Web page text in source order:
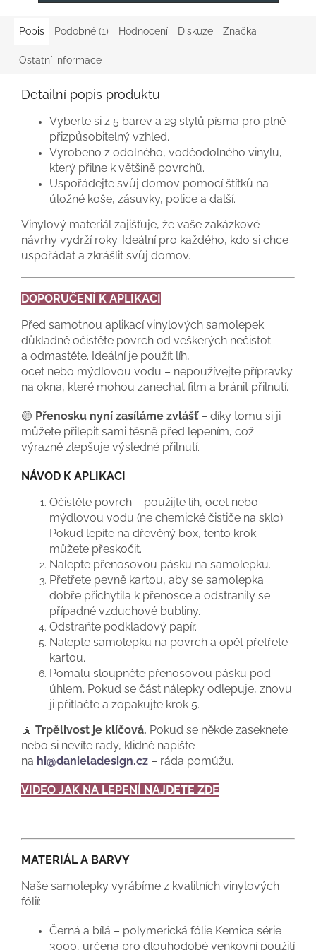
Popis Podobné (1) Hodnocení Diskuze Značka
Ostatní informace
Detailní popis produktu
Vyberte si z 5 barev a 29 stylů písma pro plně
přizpůsobitelný vzhled.
Vyrobeno z odolného, ​​voděodolného vinylu,
který přilne k většině povrchů.
Uspořádejte svůj domov pomocí štítků na
úložné koše, zásuvky, police a další.
Vinylový materiál zajišťuje, že vaše zakázkové
návrhy vydrží roky. Ideální pro každého, kdo si chce
uspořádat a zkrášlit svůj domov.
DOPORUČENÍ K APLIKACI
Před samotnou aplikací vinylových samolepek
důkladně očistěte povrch od veškerých nečistot
a odmastěte. Ideální je použít líh,
ocet nebo mýdlovou vodu – nepoužívejte přípravky
na okna, které mohou zanechat film a bránit přilnutí.
🟡 Přenosku nyní zasíláme zvlášť– díky tomu si ji
můžete přilepit sami těsně před lepením, což
výrazně zlepšuje výsledné přilnutí.
NÁVOD K APLIKACI
Očistěte povrch – použijte líh, ocet nebo
mýdlovou vodu (ne chemické čističe na sklo).
Pokud lepíte na dřevěný box, tento krok
můžete přeskočit.
Nalepte přenosovou pásku na samolepku.
Přetřete pevně kartou, aby se samolepka
dobře přichytila k přenosce a odstranily se
případné vzduchové bubliny.
Odstraňte podkladový papír.
Nalepte samolepku na povrch a opět přetřete
kartou.
Pomalu sloupněte přenosovou pásku pod
úhlem. Pokud se část nálepky odlepuje, znovu
ji přitlačte a zopakujte krok 5.
🧘 Trpělivost je klíčová. Pokud se někde zaseknete
nebo si nevíte rady, klidně napište
na hi@danieladesign.cz – ráda pomůžu.
VIDEO JAK NA LEPENÍ NAJDETE ZDE
MATERIÁL A BARVY
Naše samolepky vyrábíme z kvalitních vinylových
fólií:
Černá a bílá – polymerická fólie Kemica série
3000, určená pro dlouhodobé venkovní použití